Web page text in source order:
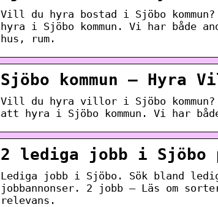
Vill du hyra bostad i Sjöbo
hyra i Sjöbo kommun. Vi har både
hus, rum.
Sjöbo kommun – Hyra
Vill du hyra villor i Sjöbo
att hyra i Sjöbo kommun. Vi har
2 lediga jobb i Sjöbo
Lediga jobb i Sjöbo. Sök bland
jobbannonser. 2 jobb – Läs om
relevans.